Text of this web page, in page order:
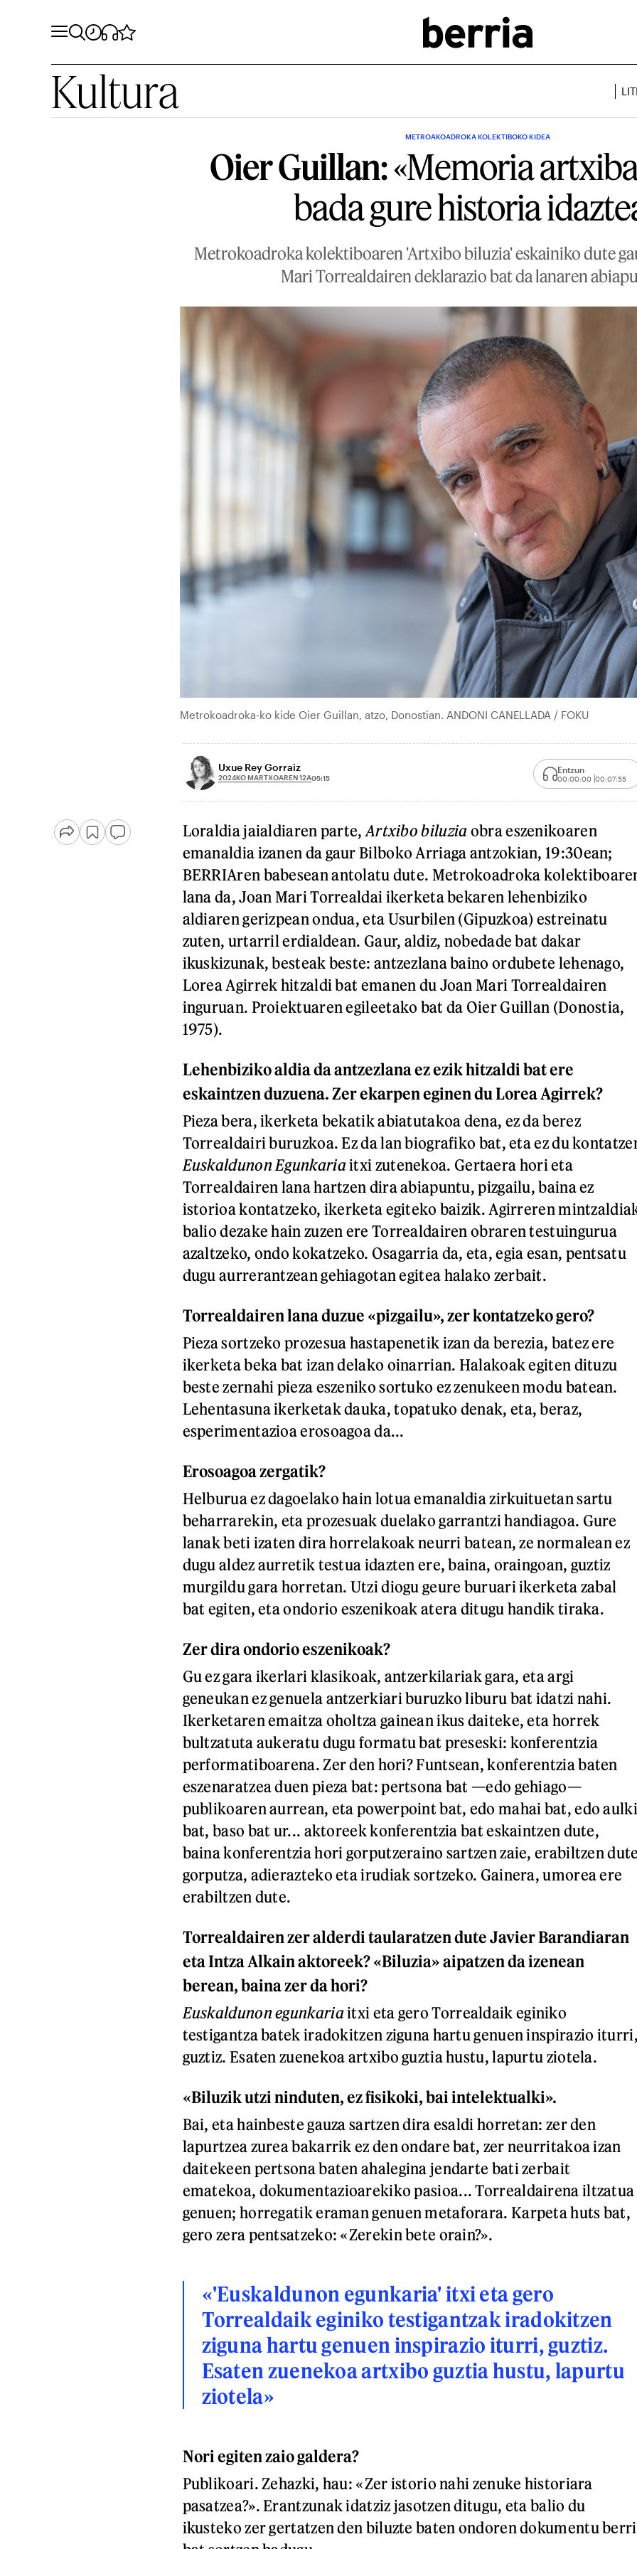
Kultura
METROAKOADROKA KOLEKTIBOKO KIDEA
Oier Guillan:«Memoria
bada gure historia
Metrokoadroka kolektiboaren 'Artxibo biluzia' eskainiko dute
Mari Torrealdairen deklarazio bat da lanaren
Metrokoadroka-ko kide Oier Guillan, atzo, Donostian. ANDONI CANELLADA / FOKU
Uxue Rey Gorraiz
2024KO MARTXOAREN 12A05:15
Entzun
00:00:00 00:07:55
Loraldia jaialdiaren parte, Artxibo biluzia obra eszenikoaren
emanaldia izanen da gaur Bilboko Arriaga antzokian, 19:30ean;
BERRIAren babesean antolatu dute. Metrokoadroka
lana da, Joan Mari Torrealdai ikerketa bekaren lehenbiziko
aldiaren gerizpean ondua, eta Usurbilen (Gipuzkoa) estreinatu
zuten, urtarril erdialdean. Gaur, aldiz, nobedade bat dakar
ikuskizunak, besteak beste: antzezlana baino ordubete lehenago,
Lorea Agirrek hitzaldi bat emanen du Joan Mari Torrealdairen
inguruan. Proiektuaren egileetako bat da Oier Guillan (Donostia,
1975).
Lehenbiziko aldia da antzezlana ez ezik hitzaldi bat ere
eskaintzen duzuena. Zer ekarpen eginen du Lorea Agirrek?
Pieza bera, ikerketa bekatik abiatutakoa dena, ez da berez
Torrealdairi buruzkoa. Ez da lan biografiko bat, eta ez du
Euskaldunon Egunkariaitxi zutenekoa. Gertaera hori eta
Torrealdairen lana hartzen dira abiapuntu, pizgailu, baina ez
istorioa kontatzeko, ikerketa egiteko baizik. Agirreren
balio dezake hain zuzen ere Torrealdairen obraren testuingurua
azaltzeko, ondo kokatzeko. Osagarria da, eta, egia esan, pentsatu
dugu aurrerantzean gehiagotan egitea halako zerbait.
Torrealdairen lana duzue «pizgailu», zer kontatzeko gero?
Pieza sortzeko prozesua hastapenetik izan da berezia, batez ere
ikerketa beka bat izan delako oinarrian. Halakoak egiten dituzu
beste zernahi pieza eszeniko sortuko ez zenukeen modu batean.
Lehentasuna ikerketak dauka, topatuko denak, eta, beraz,
esperimentazioa erosoagoa da...
Erosoagoa zergatik?
Helburua ez dagoelako hain lotua emanaldia zirkuituetan sartu
beharrarekin, eta prozesuak duelako garrantzi handiagoa. Gure
lanak beti izaten dira horrelakoak neurri batean, ze normalean ez
dugu aldez aurretik testua idazten ere, baina, oraingoan, guztiz
murgildu gara horretan. Utzi diogu geure buruari ikerketa zabal
bat egiten, eta ondorio eszenikoak atera ditugu handik tiraka.
Zer dira ondorio eszenikoak?
Gu ez gara ikerlari klasikoak, antzerkilariak gara, eta argi
geneukan ez genuela antzerkiari buruzko liburu bat idatzi nahi.
Ikerketaren emaitza oholtza gainean ikus daiteke, eta horrek
bultzatuta aukeratu dugu formatu bat preseski: konferentzia
performatiboarena. Zer den hori? Funtsean, konferentzia baten
eszenaratzea duen pieza bat: pertsona bat —edo gehiago—
publikoaren aurrean, eta powerpoint bat, edo mahai bat, edo aulki
bat, baso bat ur... aktoreek konferentzia bat eskaintzen dute,
baina konferentzia hori gorputzeraino sartzen zaie, erabiltzen
gorputza, adierazteko eta irudiak sortzeko. Gainera, umorea ere
erabiltzen dute.
Torrealdairen zer alderdi taularatzen dute Javier Barandiaran
eta Intza Alkain aktoreek? «Biluzia» aipatzen da izenean
berean, baina zer da hori?
Euskaldunon egunkariaitxi eta gero Torrealdaik eginiko
testigantza batek iradokitzen ziguna hartu genuen inspirazio
guztiz. Esaten zuenekoa artxibo guztia hustu, lapurtu ziotela.
«Biluzik utzi ninduten, ez fisikoki, bai intelektualki».
Bai, eta hainbeste gauza sartzen dira esaldi horretan: zer den
lapurtzea zurea bakarrik ez den ondare bat, zer neurritakoa izan
daitekeen pertsona baten ahalegina jendarte bati zerbait
ematekoa, dokumentazioarekiko pasioa... Torrealdairena iltzatua
genuen; horregatik eraman genuen metaforara. Karpeta huts bat,
gero zera pentsatzeko: «Zerekin bete orain?».
«'Euskaldunon egunkaria' itxi eta gero
Torrealdaik eginiko testigantzak iradokitzen
ziguna hartu genuen inspirazio iturri, guztiz.
Esaten zuenekoa artxibo guztia hustu, lapurtu
ziotela»
Nori egiten zaio galdera?
Publikoari. Zehazki, hau: «Zer istorio nahi zenuke historiara
pasatzea?». Erantzunak idatziz jasotzen ditugu, eta balio du
ikusteko zer gertatzen den biluzte baten ondoren dokumentu berri